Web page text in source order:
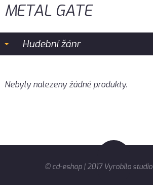
METAL GATE
Hudební žánr
Nebyly nalezeny žádné produkty.
© cd-eshop | 2017 Vyrobilo studio